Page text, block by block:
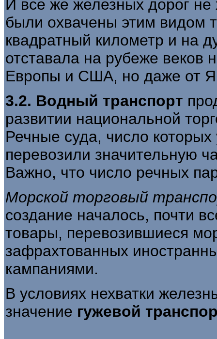
И все же железных дорог
были охвачены этим видом
квадратный километр и на
отставала на рубеже веков
Европы и США, но даже от
3.2. Водный транспорт
развитии национальной
Речные суда, число
перевозили значительную
Важно, что число речных
Морской торговый
создание началось, почти
товары, перевозившиеся
зафрахтованных
кампаниями.
В условиях нехватки
значение гужевой